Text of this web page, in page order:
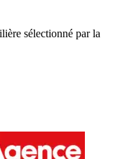
sélectionné par la